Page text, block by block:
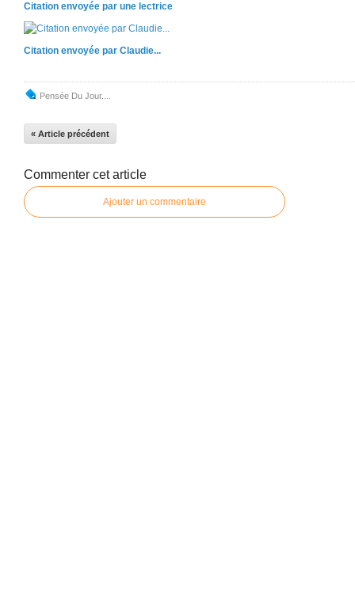
Citation envoyée par une lectrice
Citation envoyée par Claudie...
Pensée Du Jour....
« Article précédent
Commenter cet article
Ajouter un commentaire